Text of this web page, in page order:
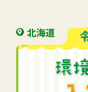
北海道